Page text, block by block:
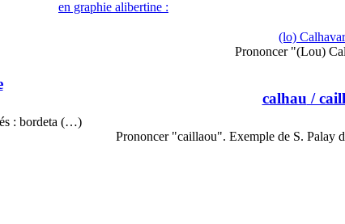
en graphie alibertine :
: bordeta (…)
(lo) Calhavar
Prononcer "(Lou)
calhau /
Prononcer "caillaou". Exemple de S.